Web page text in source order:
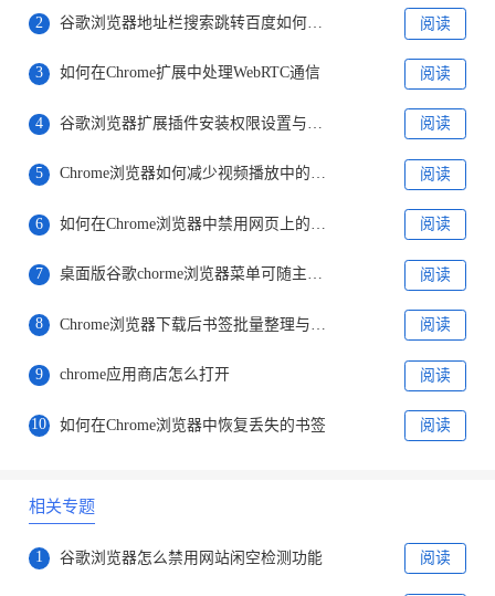
2 谷歌浏览器地址栏搜索跳转百度如何修改回谷歌 阅读
3 如何在Chrome扩展中处理WebRTC通信 阅读
4 阅读
5 Chrome浏览器如何减少视频播放中的延迟和缓冲时间 阅读
6 阅读
7 桌面版谷歌chorme浏览器菜单可随主题颜色变化 阅读
8 阅读
9 chrome应用商店怎么打开 阅读
10 如何在Chrome浏览器中恢复丢失的书签 阅读
相关专题
1 谷歌浏览器怎么禁用网站闲空检测功能 阅读